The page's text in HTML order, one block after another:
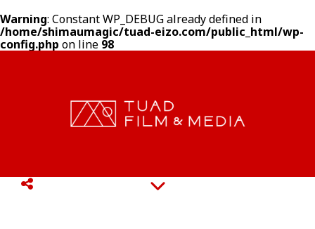
Warning: Constant WP_DEBUG already defined in
/home/shimaumagic/tuad-eizo.com/public_html/wp-
config.php on line 98